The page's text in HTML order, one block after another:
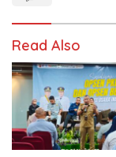
Read Also